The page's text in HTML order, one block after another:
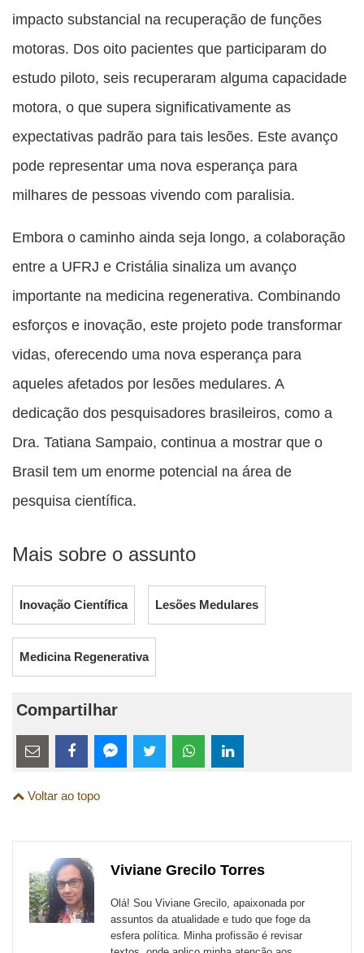
impacto substancial na recuperação de funções
motoras. Dos oito pacientes que participaram do
estudo piloto, seis recuperaram alguma capacidade
motora, o que supera significativamente as
expectativas padrão para tais lesões. Este avanço
pode representar uma nova esperança para
milhares de pessoas vivendo com paralisia.
Embora o caminho ainda seja longo, a colaboração
entre a UFRJ e Cristália sinaliza um avanço
importante na medicina regenerativa. Combinando
esforços e inovação, este projeto pode transformar
vidas, oferecendo uma nova esperança para
aqueles afetados por lesões medulares. A
dedicação dos pesquisadores brasileiros, como a
Dra. Tatiana Sampaio, continua a mostrar que o
Brasil tem um enorme potencial na área de
pesquisa científica.
Mais sobre o assunto
Inovação Científica Lesões Medulares
Medicina Regenerativa
Compartilhar
Estes
links
são
sites
externos
esta
Email
esta
FacebookMessenger
TwitterWhatsApp
LinkedIn
Voltar ao topo
Viviane Grecilo Torres
Olá! Sou Viviane Grecilo, apaixonada por
assuntos da atualidade e tudo que foge da
esfera política. Minha profissão é revisar